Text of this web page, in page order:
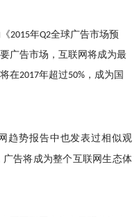
2015年Q2全球广告市场预
广告市场，互联网将成为最
在2017年超过50% ，成为国
趋势报告中也发表过相似观
告将成为整个互联网生态体